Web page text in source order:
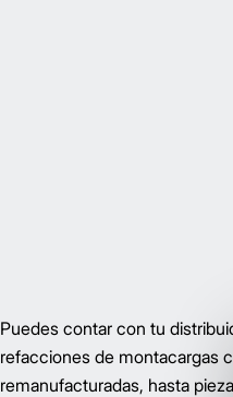
Puedes contar con tu
refacciones de montacargas
remanufacturadas, hasta